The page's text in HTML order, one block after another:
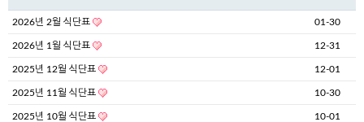
2026년 2월 식단표 01-30
2026년 1월 식단표 12-31
2025년 12월 식단표 12-01
2025년 11월 식단표 10-30
2025년 10월 식단표 10-01